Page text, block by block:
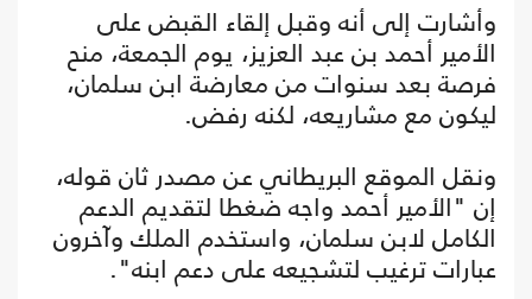
وأشارت إلى أنه وقبل إلقاء القبض على
الأمير أحمد بن عبد العزيز، يوم الجمعة، منح
فرصة بعد سنوات من معارضة ابن سلمان،
ليكون مع مشاريعه، لكنه رفض.
ونقل الموقع البريطاني عن مصدر ثان قوله،
إن "الأمير أحمد واجه ضغطا لتقديم الدعم
الكامل لابن سلمان، واستخدم الملك وآخرون
عبارات ترغيب لتشجيعه على دعم ابنه".